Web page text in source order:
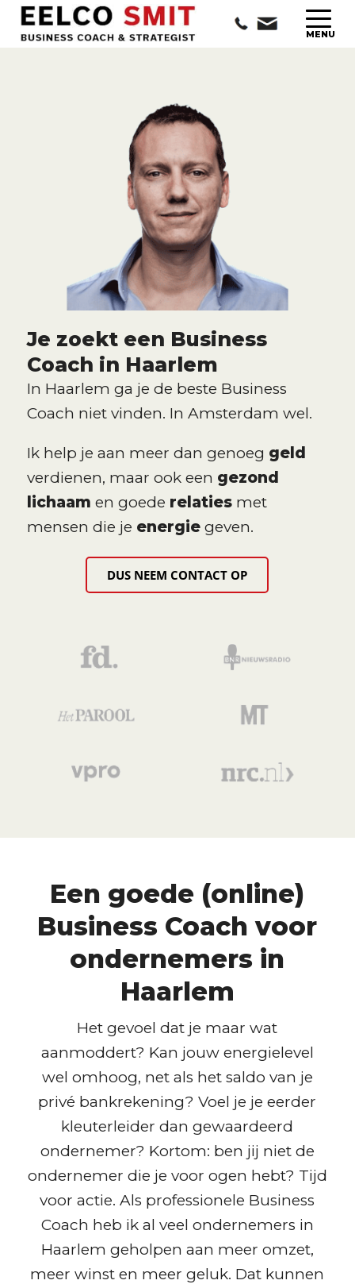
Je zoekt een Business
Coach in Haarlem
In Haarlem ga je de beste Business
Coach niet vinden. In Amsterdam wel.
Ik help je aan meer dan genoeg geld
verdienen, maar ook een gezond
lichaam en goede relatiesmet
mensen die je energiegeven.
DUS NEEM CONTACT OP
Een goede (online)
Business Coach voor
ondernemers in
Haarlem
Het gevoel dat je maar wat
aanmoddert? Kan jouw energielevel
wel omhoog, net als het saldo van je
privé bankrekening? Voel je je eerder
kleuterleider dan gewaardeerd
ondernemer? Kortom: ben jij niet de
ondernemer die je voor ogen hebt? Tijd
voor actie. Als professionele Business
Coach heb ik al veel ondernemers in
Haarlem geholpen aan meer omzet,
meer winst en meer geluk. Dat kunnen